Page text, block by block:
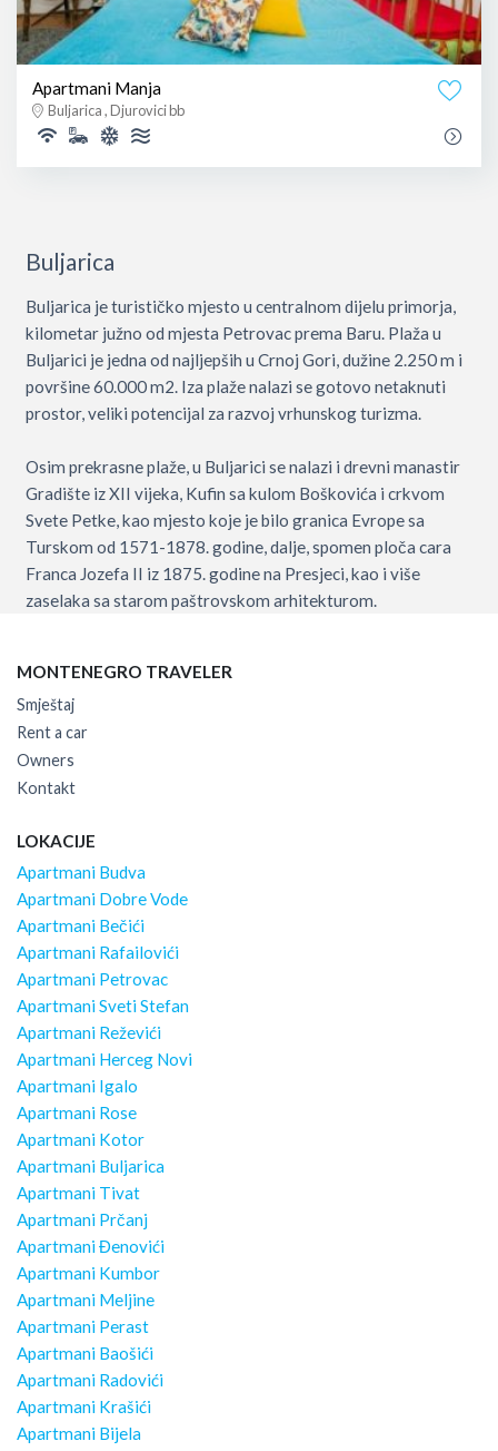
Apartmani Manja
Buljarica , Djurovici bb
Buljarica
Buljarica je turističko mjesto u centralnom dijelu primorja,
kilometar južno od mjesta Petrovac prema Baru. Plaža u
Buljarici je jedna od najljepših u Crnoj Gori, dužine 2.250 m i
površine 60.000 m2. Iza plaže nalazi se gotovo netaknuti
prostor, veliki potencijal za razvoj vrhunskog turizma.
Osim prekrasne plaže, u Buljarici se nalazi i drevni manastir
Gradište iz XII vijeka, Kufin sa kulom Boškovića i crkvom
Svete Petke, kao mjesto koje je bilo granica Evrope sa
Turskom od 1571-1878. godine, dalje, spomen ploča cara
Franca Jozefa II iz 1875. godine na Presjeci, kao i više
zaselaka sa starom paštrovskom arhitekturom.
MONTENEGRO TRAVELER
Smještaj
Rent a car
Owners
Kontakt
LOKACIJE
Apartmani Budva
Apartmani Dobre Vode
Apartmani Bečići
Apartmani Rafailovići
Apartmani Petrovac
Apartmani Sveti Stefan
Apartmani Reževići
Apartmani Herceg Novi
Apartmani Igalo
Apartmani Rose
Apartmani Kotor
Apartmani Buljarica
Apartmani Tivat
Apartmani Prčanj
Apartmani Đenovići
Apartmani Kumbor
Apartmani Meljine
Apartmani Perast
Apartmani Baošići
Apartmani Radovići
Apartmani Krašići
Apartmani Bijela